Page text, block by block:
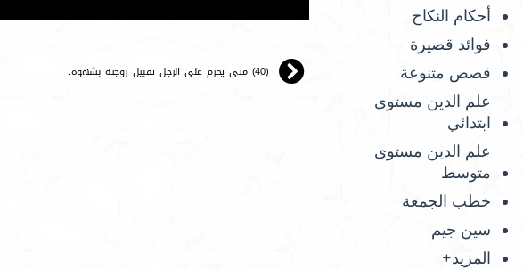
أحكام النكاح
فوائد قصيرة
قصص متنوعة
علم الدين مستوى
ابتدائي
علم الدين مستوى
متوسط
خطب الجمعة
سين جيم
المزيد+
(40) متى يحرم على الرجل تقبيل زوجته بشهوة.